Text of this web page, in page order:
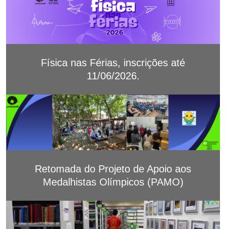
Física nas Férias, inscrições até
11/06/2026.
Retomada do Projeto de Apoio aos
Medalhistas Olímpicos (PAMO)